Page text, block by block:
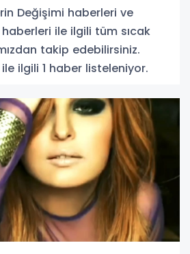
Değişimi haberleri ve
ile ilgili tüm sıcak
takip edebilirsiniz.
ilgili 1 haber listeleniyor.